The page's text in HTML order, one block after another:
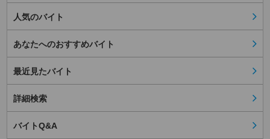
人気のバイト
あなたへのおすすめバイト
最近見たバイト
詳細検索
バイトQ&A